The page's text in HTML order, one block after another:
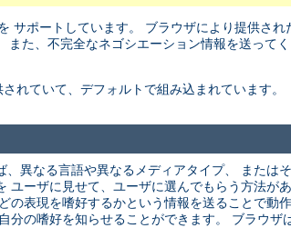
ポートしています。 ブラウザにより提供さ
た、不完全なネゴシエーション情報を送って
れていて、デフォルトで組み込まれています。
異なる言語や異なるメディアタイプ、 または
ーザに見せて、ユーザに選んでもらう方法が
表現を嗜好するかという情報を送ることで動
の嗜好を知らせることができます。 ブラウザ